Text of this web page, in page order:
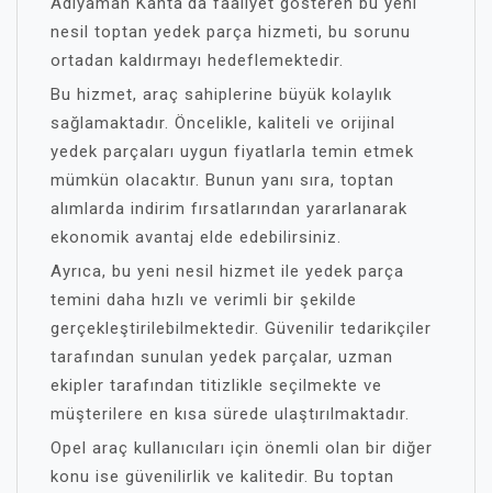
nesil toptan yedek parça hizmeti, bu sorunu
ortadan kaldırmayı hedeflemektedir.
Bu hizmet, araç sahiplerine büyük kolaylık
sağlamaktadır. Öncelikle, kaliteli ve orijinal
yedek parçaları uygun fiyatlarla temin etmek
mümkün olacaktır. Bunun yanı sıra, toptan
alımlarda indirim fırsatlarından yararlanarak
ekonomik avantaj elde edebilirsiniz.
Ayrıca, bu yeni nesil hizmet ile yedek parça
temini daha hızlı ve verimli bir şekilde
gerçekleştirilebilmektedir. Güvenilir tedarikçiler
tarafından sunulan yedek parçalar, uzman
ekipler tarafından titizlikle seçilmekte ve
müşterilere en kısa sürede ulaştırılmaktadır.
Opel araç kullanıcıları için önemli olan bir diğer
konu ise güvenilirlik ve kalitedir. Bu toptan